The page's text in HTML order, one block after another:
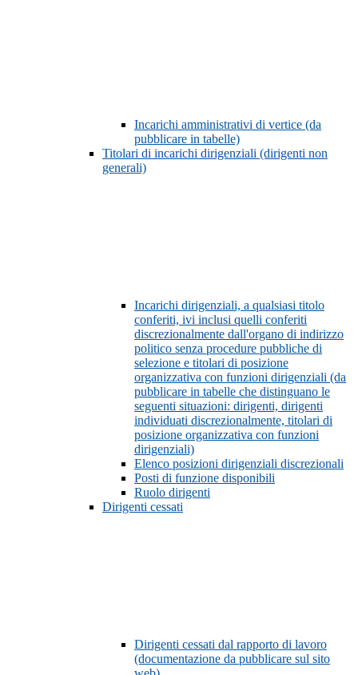
Incarichi amministrativi di vertice (da
pubblicare in tabelle)
Titolari di incarichi dirigenziali (dirigenti non
generali)
Incarichi dirigenziali, a qualsiasi titolo
conferiti, ivi inclusi quelli conferiti
discrezionalmente dall'organo di indirizzo
politico senza procedure pubbliche di
selezione e titolari di posizione
organizzativa con funzioni dirigenziali (da
pubblicare in tabelle che distinguano le
seguenti situazioni: dirigenti, dirigenti
individuati discrezionalmente, titolari di
posizione organizzativa con funzioni
dirigenziali)
Elenco posizioni dirigenziali discrezionali
Posti di funzione disponibili
Ruolo dirigenti
Dirigenti cessati
Dirigenti cessati dal rapporto di lavoro
(documentazione da pubblicare sul sito